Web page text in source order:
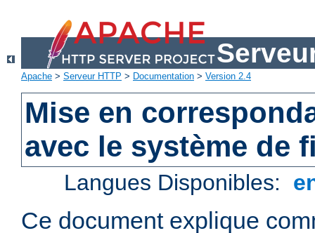
Apache > Serveur HTTP > Documentation > Version 2.4
Mise en
avec le système de
Langues Disponibles:
Ce document explique